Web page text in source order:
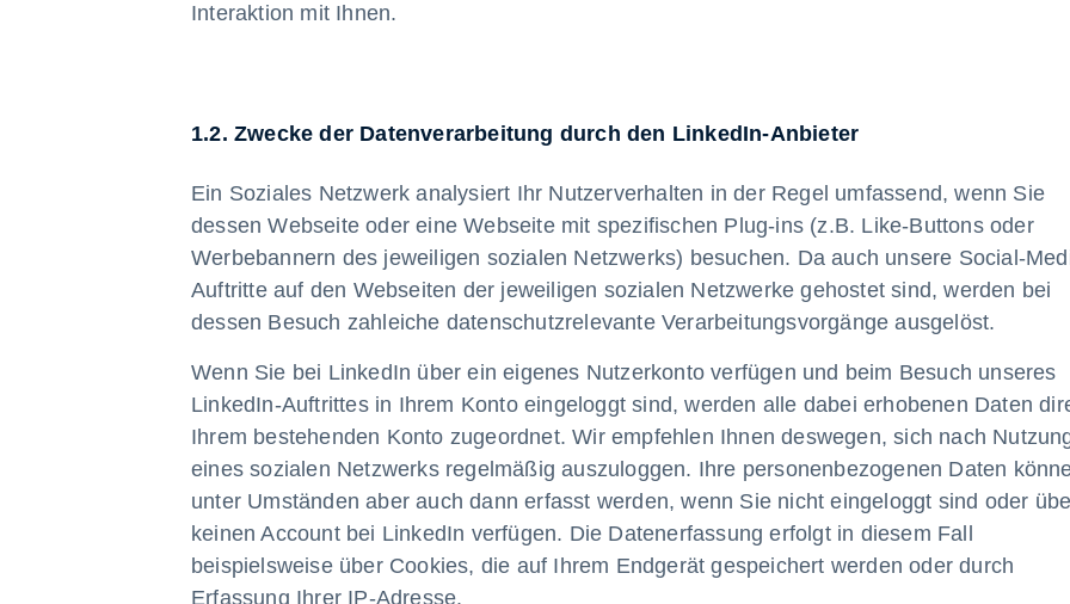
Interaktion mit Ihnen.
1.2. Zwecke der Datenverarbeitung durch den LinkedIn-Anbieter
Ein Soziales Netzwerk analysiert Ihr Nutzerverhalten in der Regel umfassend, wenn Sie
dessen Webseite oder eine Webseite mit spezifischen Plug-ins (z.B. Like-Buttons oder
Werbebannern des jeweiligen sozialen Netzwerks) besuchen. Da auch unsere Social-
Auftritte auf den Webseiten der jeweiligen sozialen Netzwerke gehostet sind, werden bei
dessen Besuch zahleiche datenschutzrelevante Verarbeitungsvorgänge ausgelöst.
Wenn Sie bei LinkedIn über ein eigenes Nutzerkonto verfügen und beim Besuch unseres
LinkedIn-Auftrittes in Ihrem Konto eingeloggt sind, werden alle dabei erhobenen Daten
Ihrem bestehenden Konto zugeordnet. Wir empfehlen Ihnen deswegen, sich nach
eines sozialen Netzwerks regelmäßig auszuloggen. Ihre personenbezogenen Daten
unter Umständen aber auch dann erfasst werden, wenn Sie nicht eingeloggt sind oder
keinen Account bei LinkedIn verfügen. Die Datenerfassung erfolgt in diesem Fall
beispielsweise über Cookies, die auf Ihrem Endgerät gespeichert werden oder durch
Erfassung Ihrer IP-Adresse.